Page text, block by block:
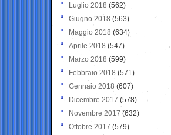
Luglio 2018 (562)
Giugno 2018 (563)
Maggio 2018 (634)
Aprile 2018 (547)
Marzo 2018 (599)
Febbraio 2018 (571)
Gennaio 2018 (607)
Dicembre 2017 (578)
Novembre 2017 (632)
Ottobre 2017 (579)